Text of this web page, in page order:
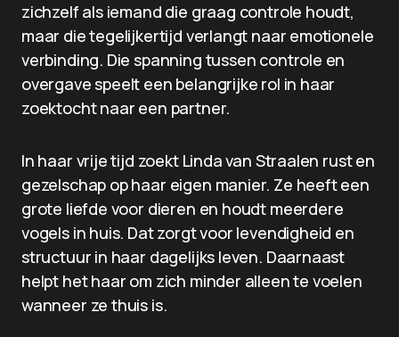
zichzelf als iemand die graag controle houdt,
maar die tegelijkertijd verlangt naar emotionele
verbinding. Die spanning tussen controle en
overgave speelt een belangrijke rol in haar
zoektocht naar een partner.
In haar vrije tijd zoekt Linda van Straalen rust en
gezelschap op haar eigen manier. Ze heeft een
grote liefde voor dieren en houdt meerdere
vogels in huis. Dat zorgt voor levendigheid en
structuur in haar dagelijks leven. Daarnaast
helpt het haar om zich minder alleen te voelen
wanneer ze thuis is.